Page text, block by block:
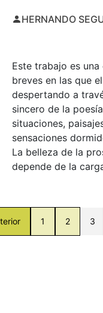
HERNANDO
Este trabajo es
breves en las que
despertando a
sincero de la
situaciones,
sensaciones
La belleza de la
depende de la
1 2 3